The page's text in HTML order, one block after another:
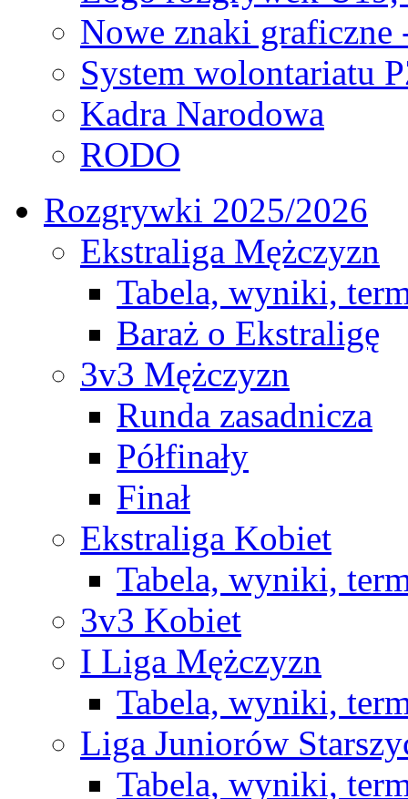
Nowe znaki graficzne
System wolontariatu
Kadra Narodowa
RODO
Rozgrywki 2025/2026
Ekstraliga Mężczyzn
Tabela, wyniki,
Baraż o Ekstraligę
3v3 Mężczyzn
Runda zasadnicza
Półfinały
Finał
Ekstraliga Kobiet
Tabela, wyniki,
3v3 Kobiet
I Liga Mężczyzn
Tabela, wyniki,
Liga Juniorów
Tabela, wyniki,